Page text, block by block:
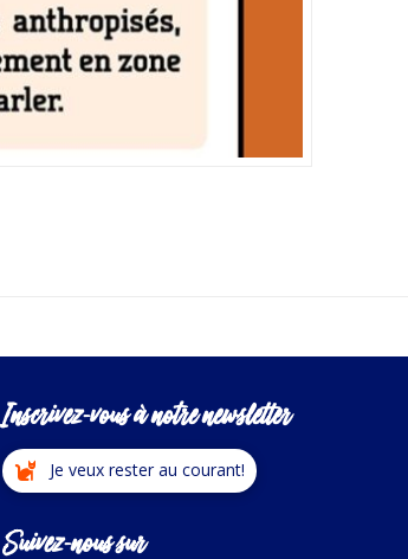
Inscrivez-vous à notre newsletter
Je veux rester au courant!
Suivez-nous sur